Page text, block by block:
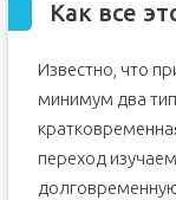
Как все
Известно, что
минимум два
переход